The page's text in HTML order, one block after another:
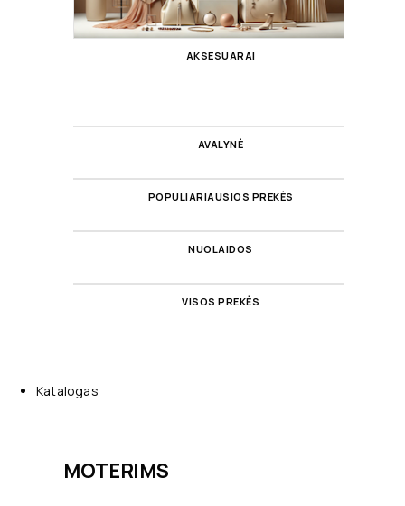
AKSESUARAI
AVALYNĖ
POPULIARIAUSIOS PREKĖS
NUOLAIDOS
VISOS PREKĖS
Katalogas
MOTERIMS